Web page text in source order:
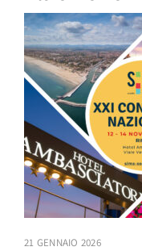
21 GENNAIO 2026